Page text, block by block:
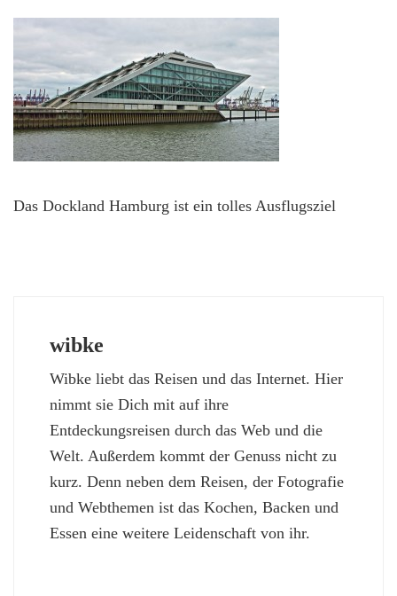
Das Dockland Hamburg ist ein tolles Ausflugsziel
wibke
Wibke liebt das Reisen und das Internet. Hier
nimmt sie Dich mit auf ihre
Entdeckungsreisen durch das Web und die
Welt. Außerdem kommt der Genuss nicht zu
kurz. Denn neben dem Reisen, der Fotografie
und Webthemen ist das Kochen, Backen und
Essen eine weitere Leidenschaft von ihr.